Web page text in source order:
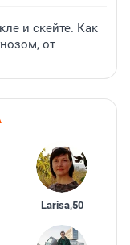
и скейте. Как
от
Larisa,50